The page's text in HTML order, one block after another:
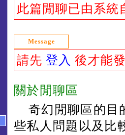
此篇閒聊已由系統
Message
請先 登入 後才能
關於閒聊區
奇幻閒聊區的目
些私人問題以及比